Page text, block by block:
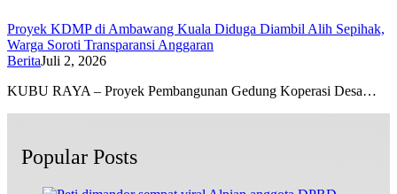
Proyek KDMP di Ambawang Kuala Diduga Diambil Alih Sepihak,
Warga Soroti Transparansi Anggaran
BeritaJuli 2, 2026
KUBU RAYA – Proyek Pembangunan Gedung Koperasi Desa…
Popular Posts